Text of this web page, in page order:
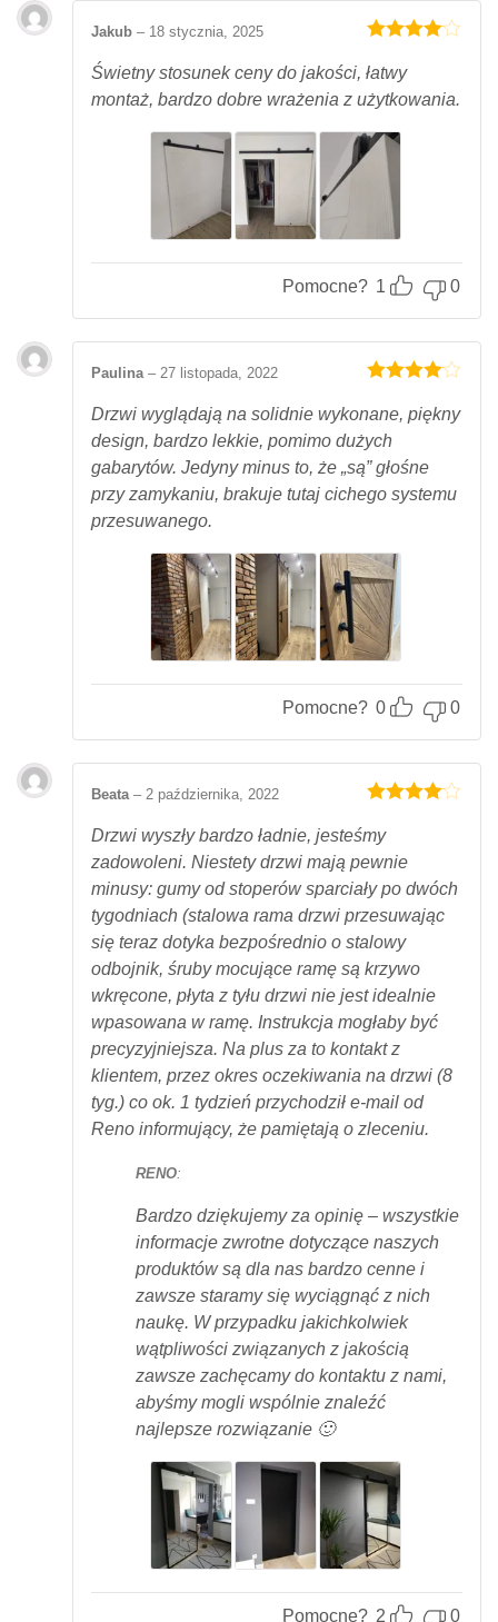
4na 5.
Jakub – 18 stycznia, 2025
Świetny stosunek ceny do jakości, łatwy
montaż, bardzo dobre wrażenia z użytkowania.
Pomocne? 1 0
4na 5.
Paulina – 27 listopada, 2022
Drzwi wyglądają na solidnie wykonane, piękny
design, bardzo lekkie, pomimo dużych
gabarytów. Jedyny minus to, że „są” głośne
przy zamykaniu, brakuje tutaj cichego systemu
przesuwanego.
Pomocne? 0 0
4na 5.
Beata – 2 października, 2022
Drzwi wyszły bardzo ładnie, jesteśmy
zadowoleni. Niestety drzwi mają pewnie
minusy: gumy od stoperów sparciały po dwóch
tygodniach (stalowa rama drzwi przesuwając
się teraz dotyka bezpośrednio o stalowy
odbojnik, śruby mocujące ramę są krzywo
wkręcone, płyta z tyłu drzwi nie jest idealnie
wpasowana w ramę. Instrukcja mogłaby być
precyzyjniejsza. Na plus za to kontakt z
klientem, przez okres oczekiwania na drzwi (8
tyg.) co ok. 1 tydzień przychodził e-mail od
Reno informujący, że pamiętają o zleceniu.
RENO:
Bardzo dziękujemy za opinię – wszystkie
informacje zwrotne dotyczące naszych
produktów są dla nas bardzo cenne i
zawsze staramy się wyciągnąć z nich
naukę. W przypadku jakichkolwiek
wątpliwości związanych z jakością
zawsze zachęcamy do kontaktu z nami,
abyśmy mogli wspólnie znaleźć
najlepsze rozwiązanie 🙂
Pomocne? 2 0